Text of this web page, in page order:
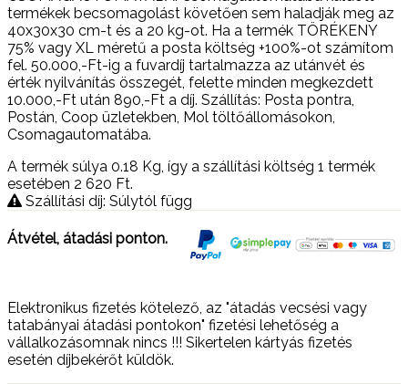
termékek becsomagolást követően sem haladják meg az
40x30x30 cm-t és a 20 kg-ot. Ha a termék TÖRÉKENY
75% vagy XL méretű a posta költség +100%-ot számítom
fel. 50.000,-Ft-ig a fuvardíj tartalmazza az utánvét és
érték nyilvánítás összegét, felette minden megkezdett
10.000,-Ft után 890,-Ft a díj. Szállítás: Posta pontra,
Postán, Coop üzletekben, Mol töltőállomásokon,
Csomagautomatába.
A termék súlya 0.18 Kg, így a szállítási költség 1 termék
esetében 2 620 Ft.
Szállítási díj: Súlytól függ
Átvétel, átadási ponton.
Elektronikus fizetés kötelező, az "átadás vecsési vagy
tatabányai átadási pontokon" fizetési lehetőség a
vállalkozásomnak nincs !!! Sikertelen kártyás fizetés
esetén díjbekérőt küldök.